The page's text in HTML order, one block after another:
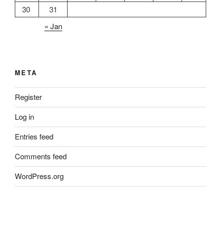
30
31
« Jan
META
Register
Log in
Entries feed
Comments feed
WordPress.org